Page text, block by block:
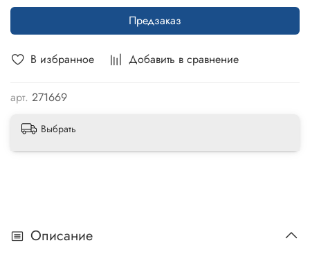
В избранное Добавить в сравнение
арт. 271669
Предзаказ
Выбрать
Описание